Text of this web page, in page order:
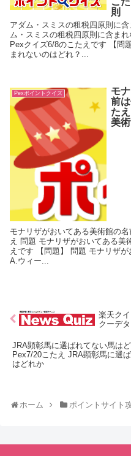
則
アダム・スミスの租税四原則に
ム・スミスの租税四原則に含ま
Pexクイズ6/8のこたえです 【問
まれないのはどれ？...
Pexポイントクイズ
モ
前
た
美
モナリザがおいてある美術館の
え 問題 モナリザがおいてある美
えです 【問題】 問題 モナリザが
A.ウィー...
楽天ク
クーデ
JRA顕彰馬に選ばれてない馬は
Pex7/20こたえ JRA顕彰馬に選
はどれか
ホーム ポイントサイト